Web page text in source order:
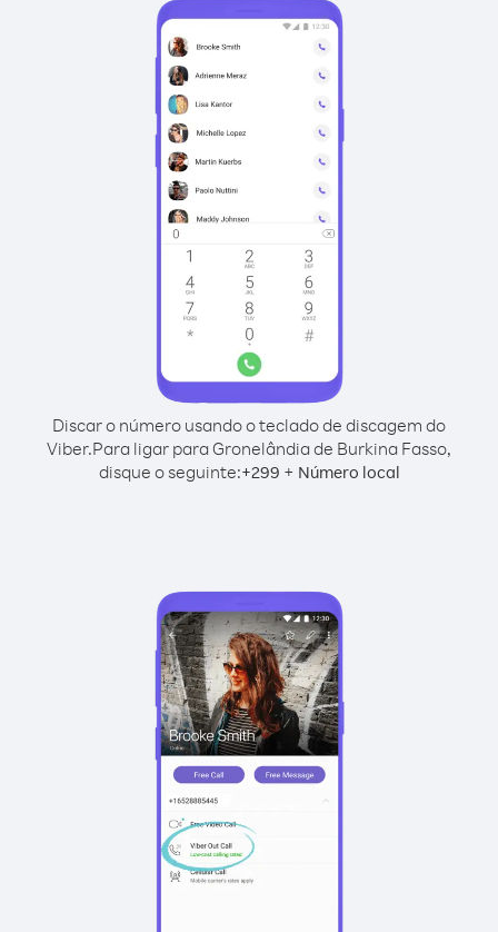
Discar o número usando o teclado de discagem do
Viber.Para ligar para Gronelândia de Burkina Fasso,
disque o seguinte:+299 + Número local